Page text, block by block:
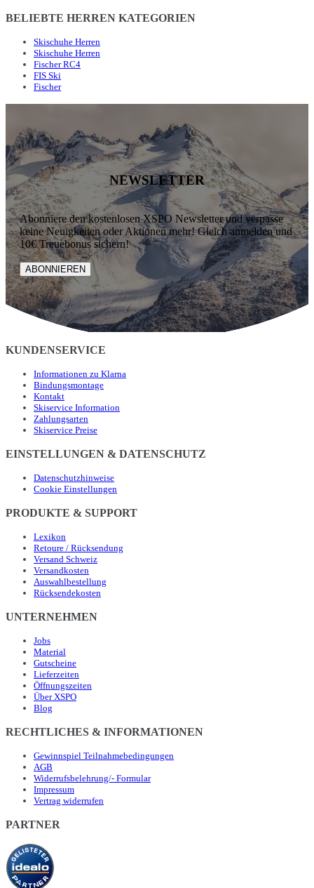
BELIEBTE HERREN KATEGORIEN
Skischuhe Herren
Skischuhe Herren
Fischer RC4
FIS Ski
Fischer
NEWSLETTER
Abonniere den kostenlosen XSPO Newsletter und verpasse
keine Neuigkeiten oder Aktionen mehr! Gleich anmelden und
10€ Treuebonus sichern!
ABONNIEREN
KUNDENSERVICE
Informationen zu Klarna
Bindungsmontage
Kontakt
Skiservice Information
Zahlungsarten
Skiservice Preise
EINSTELLUNGEN & DATENSCHUTZ
Datenschutzhinweise
Cookie Einstellungen
PRODUKTE & SUPPORT
Lexikon
Retoure / Rücksendung
Versand Schweiz
Versandkosten
Auswahlbestellung
Rücksendekosten
UNTERNEHMEN
Jobs
Material
Gutscheine
Lieferzeiten
Öffnungszeiten
Über XSPO
Blog
RECHTLICHES & INFORMATIONEN
Gewinnspiel Teilnahmebedingungen
AGB
Widerrufsbelehrung/- Formular
Impressum
Vertrag widerrufen
PARTNER